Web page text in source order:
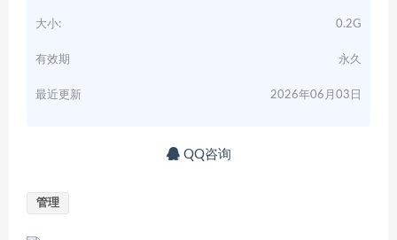
大小: 0.2G
有效期 永久
最近更新 2026年06月03日
QQ咨询
管理